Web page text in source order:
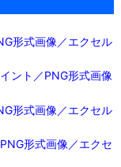
形式画像／エクセル
ント／PNG形式画像
形式画像／エクセル
形式画像／エクセ